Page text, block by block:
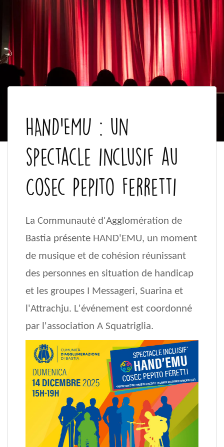
HAND'EMU : un
spectacle inclusif au
Cosec Pepito Ferretti
La Communauté d'Agglomération de
Bastia présente HAND'EMU, un moment
de musique et de cohésion réunissant
des personnes en situation de handicap
et les groupes I Messageri, Suarina et
l'Attrachju. L'événement est coordonné
par l'association A Squatriglia.